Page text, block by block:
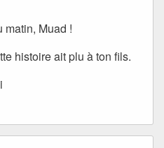
matin, Muad !
histoire ait plu à ton fils.